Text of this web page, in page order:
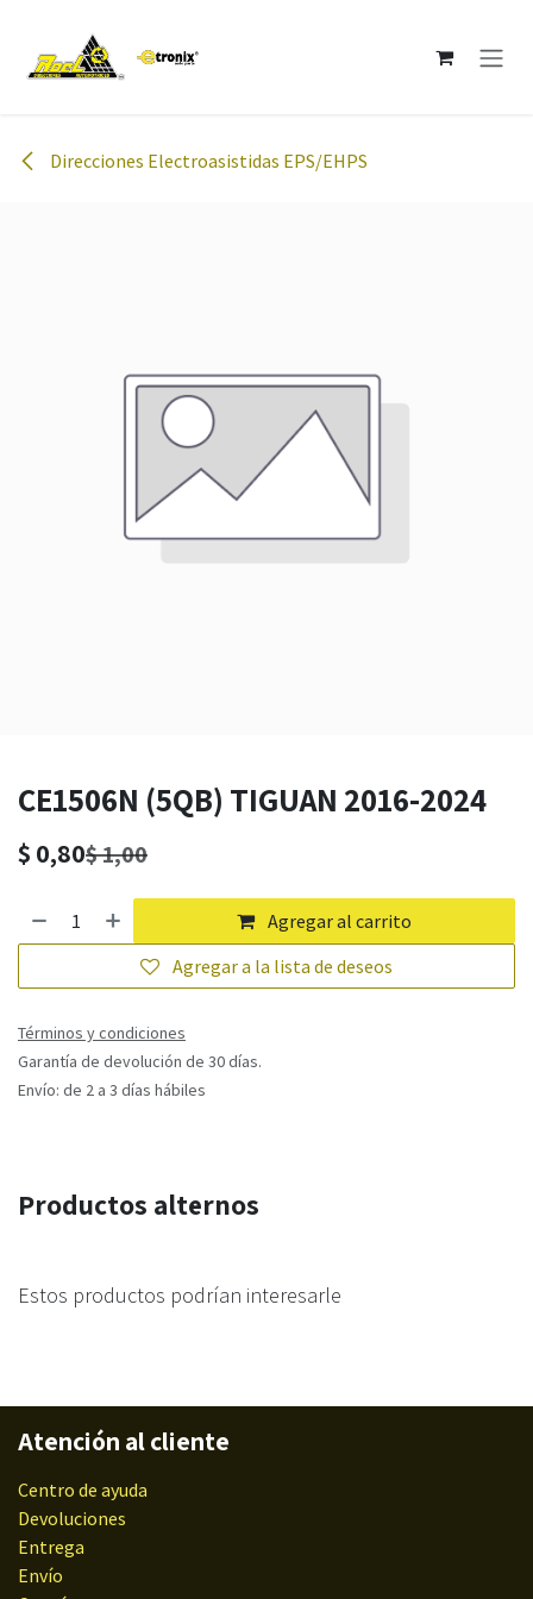
Direcciones Electroasistidas EPS/EHPS
CE1506N (5QB) TIGUAN 2016-2024
$ 0,80$1,00
Agregar al carrito
Agregar a la lista de deseos
Términos y condiciones
Garantía de devolución de 30 días.
Envío: de 2 a 3 días hábiles
Productos alternos
Estos productos podrían interesarle
Atención al cliente
Centro de ayuda
Devoluciones
Entrega
Envío